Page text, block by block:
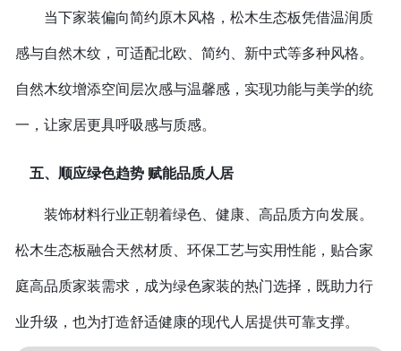
当下家装偏向简约原木风格，松木生态板凭借温润质
感与自然木纹，可适配北欧、简约、新中式等多种风格。
自然木纹增添空间层次感与温馨感，实现功能与美学的统
一，让家居更具呼吸感与质感。
五、顺应绿色趋势 赋能品质人居
装饰材料行业正朝着绿色、健康、高品质方向发展。
松木生态板融合天然材质、环保工艺与实用性能，贴合家
庭高品质家装需求，成为绿色家装的热门选择，既助力行
业升级，也为打造舒适健康的现代人居提供可靠支撑。